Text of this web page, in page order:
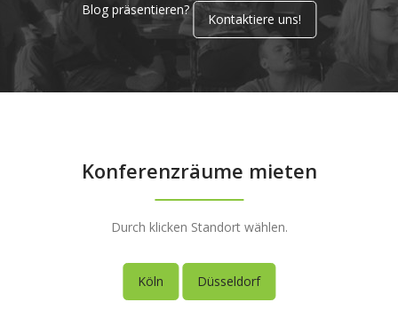
Blog präsentieren?
Kontaktiere uns!
Konferenzräume mieten
Durch klicken Standort wählen.
Köln Düsseldorf